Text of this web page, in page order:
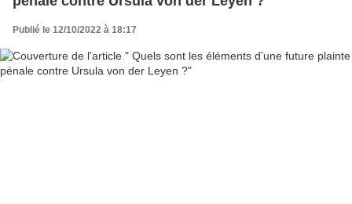
Publié le 12/10/2022 à 18:17